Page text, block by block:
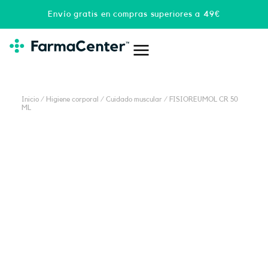
Envío gratis en compras superiores a 49€
Inicio / Higiene corporal / Cuidado muscular / FISIOREUMOL CR 50
ML